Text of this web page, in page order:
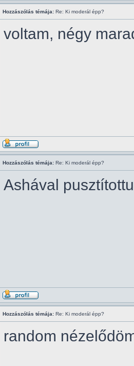
Hozzászólás témája: Re: Ki moderál épp?
voltam, négy
Hozzászólás témája: Re: Ki moderál épp?
Ashával
Hozzászólás témája: Re: Ki moderál épp?
random